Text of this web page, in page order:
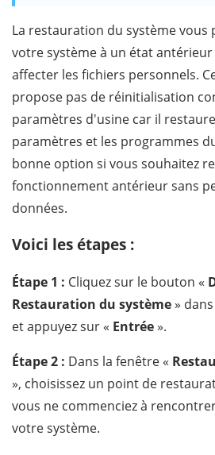
La restauration du système
votre système à un état antérieur
affecter les fichiers personnels.
propose pas de réinitialisation
paramètres d'usine car il
paramètres et les programmes
bonne option si vous souhaitez
fonctionnement antérieur sans
données.
Voici les étapes :
Étape 1 : Cliquez sur le bouton «
Restauration du système»
et appuyez sur « Entrée».
Étape 2 : Dans la fenêtre «
», choisissez un point de
vous ne commenciez à
votre système.